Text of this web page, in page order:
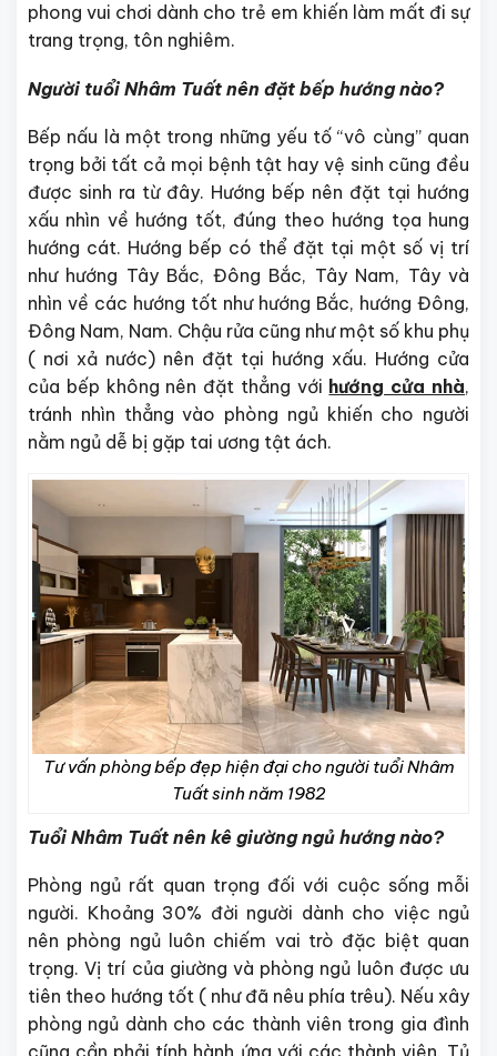
phong vui chơi dành cho trẻ em khiến làm mất đi sự
trang trọng, tôn nghiêm.
Người tuổi Nhâm Tuất nên đặt bếp hướng nào?
Bếp nấu là một trong những yếu tố “vô cùng” quan
trọng bởi tất cả mọi bệnh tật hay vệ sinh cũng đều
được sinh ra từ đây. Hướng bếp nên đặt tại hướng
xấu nhìn về hướng tốt, đúng theo hướng tọa hung
hướng cát. Hướng bếp có thể đặt tại một số vị trí
như hướng Tây Bắc, Đông Bắc, Tây Nam, Tây và
nhìn về các hướng tốt như hướng Bắc, hướng Đông,
Đông Nam, Nam. Chậu rửa cũng như một số khu phụ
( nơi xả nước) nên đặt tại hướng xấu. Hướng cửa
của bếp không nên đặt thẳng với hướng cửa nhà,
tránh nhìn thẳng vào phòng ngủ khiến cho người
nằm ngủ dễ bị gặp tai ương tật ách.
Tư vấn phòng bếp đẹp hiện đại cho người tuổi Nhâm
Tuất sinh năm 1982
Tuổi Nhâm Tuất nên kê giường ngủ hướng nào?
Phòng ngủ rất quan trọng đối với cuộc sống mỗi
người. Khoảng 30% đời người dành cho việc ngủ
nên phòng ngủ luôn chiếm vai trò đặc biệt quan
trọng. Vị trí của giường và phòng ngủ luôn được ưu
tiên theo hướng tốt ( như đã nêu phía trêu). Nếu xây
phòng ngủ dành cho các thành viên trong gia đình
cũng cần phải tính hành ứng với các thành viên. Tủ